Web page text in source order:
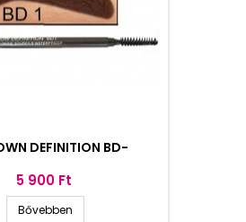
DEFINITION BD-
Ár
5 900 Ft
Bővebben